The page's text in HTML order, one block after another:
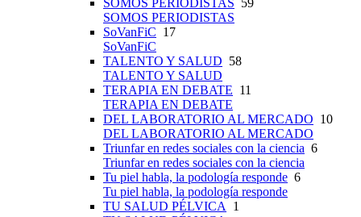
SOMOS PERIODISTAS 59
SOMOS PERIODISTAS
SoVanFiC 17
SoVanFiC
TALENTO Y SALUD 58
TALENTO Y SALUD
TERAPIA EN DEBATE 11
TERAPIA EN DEBATE
DEL LABORATORIO AL MERCADO 10
DEL LABORATORIO AL MERCADO
Triunfar en redes sociales con la ciencia 6
Triunfar en redes sociales con la ciencia
Tu piel habla, la podología responde 6
Tu piel habla, la podología responde
TU SALUD PÉLVICA
1